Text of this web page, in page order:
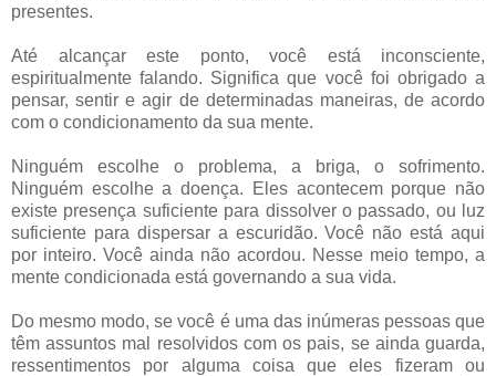
presentes.
Até alcançar este ponto, você está inconsciente,
espiritualmente falando. Significa que você foi obrigado a
pensar, sentir e agir de determinadas maneiras, de acordo
com o condicionamento da sua mente.
Ninguém escolhe o problema, a briga, o sofrimento.
Ninguém escolhe a doença. Eles acontecem porque não
existe presença suficiente para dissolver o passado, ou luz
suficiente para dispersar a escuridão. Você não está aqui
por inteiro. Você ainda não acordou. Nesse meio tempo, a
mente condicionada está governando a sua vida.
Do mesmo modo, se você é uma das inúmeras pessoas que
têm assuntos mal resolvidos com os pais, se ainda guarda,
ressentimentos por alguma coisa que eles fizeram ou